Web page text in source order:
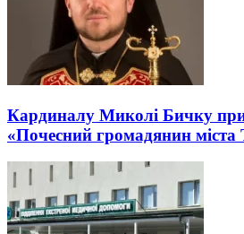
Кардиналу Миколі Бичку
«Почесний громадянин міста